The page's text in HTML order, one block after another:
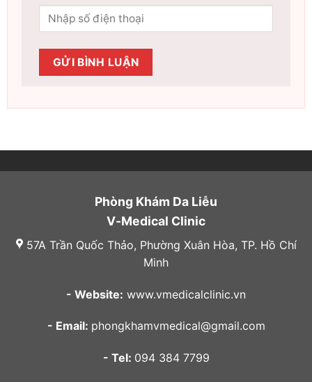
Phòng Khám Da Liễu
V-Medical Clinic
57A Trần Quốc Thảo, Phường Xuân Hòa, TP. Hồ Chí
Minh
- Website: www.vmedicalclinic.vn
- Email: phongkhamvmedical@gmail.com
- Tel: 094 384 7799